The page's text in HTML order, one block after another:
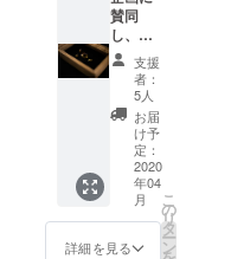
感謝の
意を込
めて、
パーツ
のひと
つひと
つを真
空パッ
クにし
たアー
ト作品
を制作
し、お
・
sarasa
に直筆
でお願
いしま
す。 藤
崎さん
へ宛て
たお手
紙をい
ただけ
ました
らお預
またお
返しの
お手紙
の宛名
は、展
示のタ
イトル
ロゴを
描いて
くれた
カリグ
ラ
ファー
賛同
し、協
賛をお
申し出
くださ
る企業
様へ向
けての
リター
ンで
す。ご
支援い
ただい
支援
者：
5人
お届
け予
定：
2020
年04
月
詳細を見る
こ
の
リ
タ
ー
ン